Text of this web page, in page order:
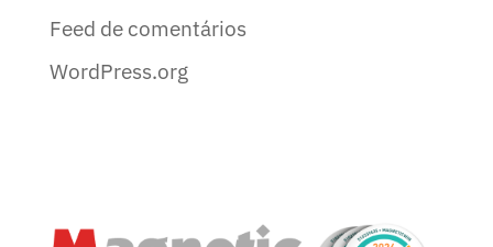
Feed de comentários
WordPress.org